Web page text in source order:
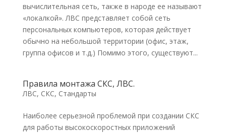
вычислительная сеть, также в народе ее называют
«локалкой». ЛВС представляет собой сеть
персональных компьютеров, которая действует
обычно на небольшой территории (офис, этаж,
группа офисов и т.д.) Помимо этого, существуют...
Правила монтажа СКС, ЛВС.
ЛВС, СКС, Стандарты
Наиболее серьезной проблемой при создании СКС
для работы высокоскоростных приложений